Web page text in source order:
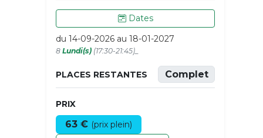
Dates
du 14-09-2026 au 18-01-2027
8 Lundi(s) (17:30-21:45)_
PLACES RESTANTES Complet
PRIX
63 € (prix plein)